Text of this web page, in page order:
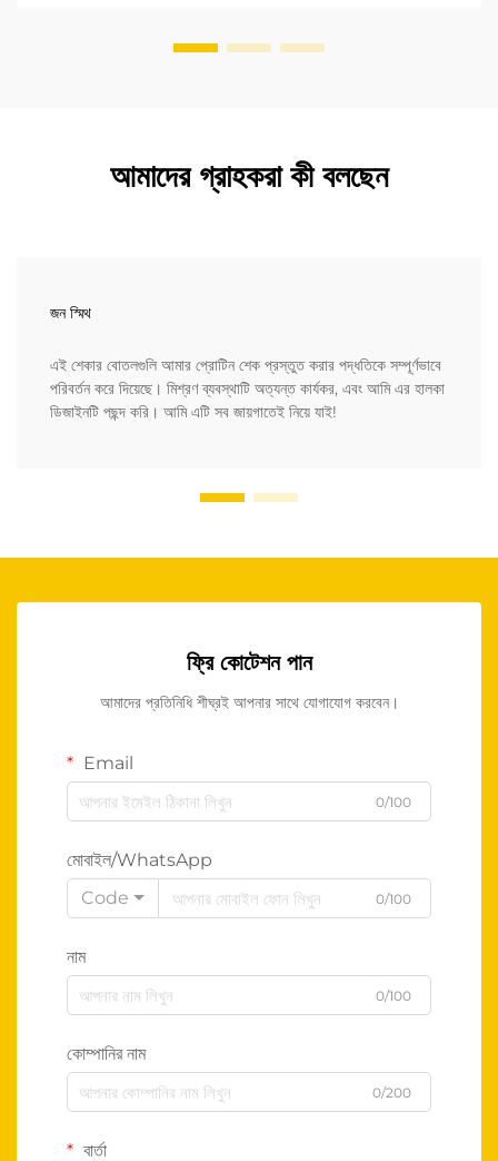
আমাদের গ্রাহকরা কী বলছেন
জন স্মিথ
এই শেকার বোতলগুলি আমার প্রোটিন শেক প্রস্তুত করার পদ্ধতিকে সম্পূর্ণভাবে
পরিবর্তন করে দিয়েছে। মিশ্রণ ব্যবস্থাটি অত্যন্ত কার্যকর, এবং আমি এর হালকা
ডিজাইনটি পছন্দ করি। আমি এটি সব জায়গাতেই নিয়ে যাই!
ফ্রি কোটেশন পান
আমাদের প্রতিনিধি শীঘ্রই আপনার সাথে যোগাযোগ করবেন।
Email
0/100
মোবাইল/WhatsApp
Code
0/100
নাম
0/100
কোম্পানির নাম
0/200
বার্তা